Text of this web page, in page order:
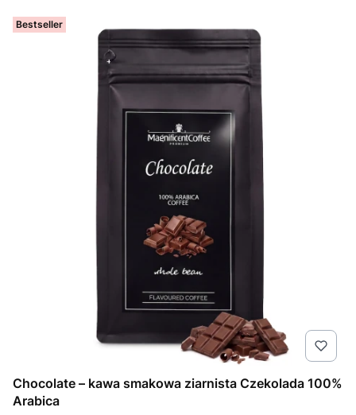
Bestseller
Chocolate – kawa smakowa ziarnista Czekolada 100%
Arabica